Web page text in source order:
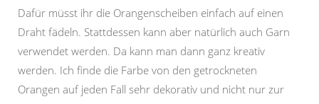
Dafür müsst ihr die Orangenscheiben einfach auf einen
Draht fädeln. Stattdessen kann aber natürlich auch Garn
verwendet werden. Da kann man dann ganz kreativ
werden. Ich finde die Farbe von den getrockneten
Orangen auf jeden Fall sehr dekorativ und nicht nur zur